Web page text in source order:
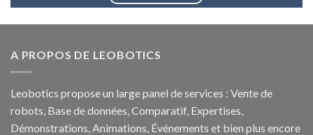
A PROPOS DE LEOBOTICS
Leobotics propose un large panel de services : Vente de
robots, Base de données, Comparatif, Expertises,
Démonstrations, Animations, Événements et bien plus encore